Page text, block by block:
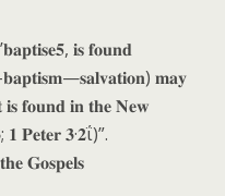
𝐢𝐬 𝐟𝐨𝐮𝐧𝐝
𝐛𝐚𝐩𝐭𝐢𝐬𝐦—𝐬𝐚𝐥𝐯𝐚𝐭𝐢𝐨𝐧) 𝐦𝐚𝐲
𝐟𝐨𝐮𝐧𝐝 𝐢𝐧 𝐭𝐡𝐞 𝐍𝐞𝐰
𝐏𝐞𝐭𝐞𝐫 𝟑·𝟐ΐ)”.
𝐆𝐨𝐬𝐩𝐞𝐥𝐬